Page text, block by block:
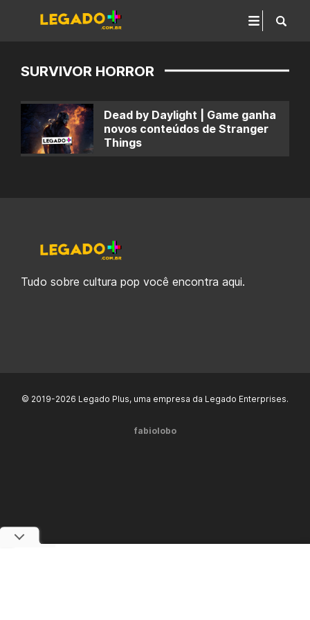
SURVIVOR HORROR
Dead by Daylight | Game ganha
novos conteúdos de Stranger
Things
Tudo sobre cultura pop você encontra aqui.
© 2019-2026 Legado Plus, uma empresa da Legado Enterprises.
fabiolobo